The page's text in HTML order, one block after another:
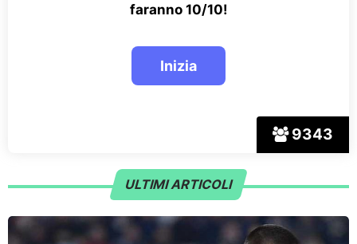
9343
faranno 10/10!
ULTIMI ARTICOLI